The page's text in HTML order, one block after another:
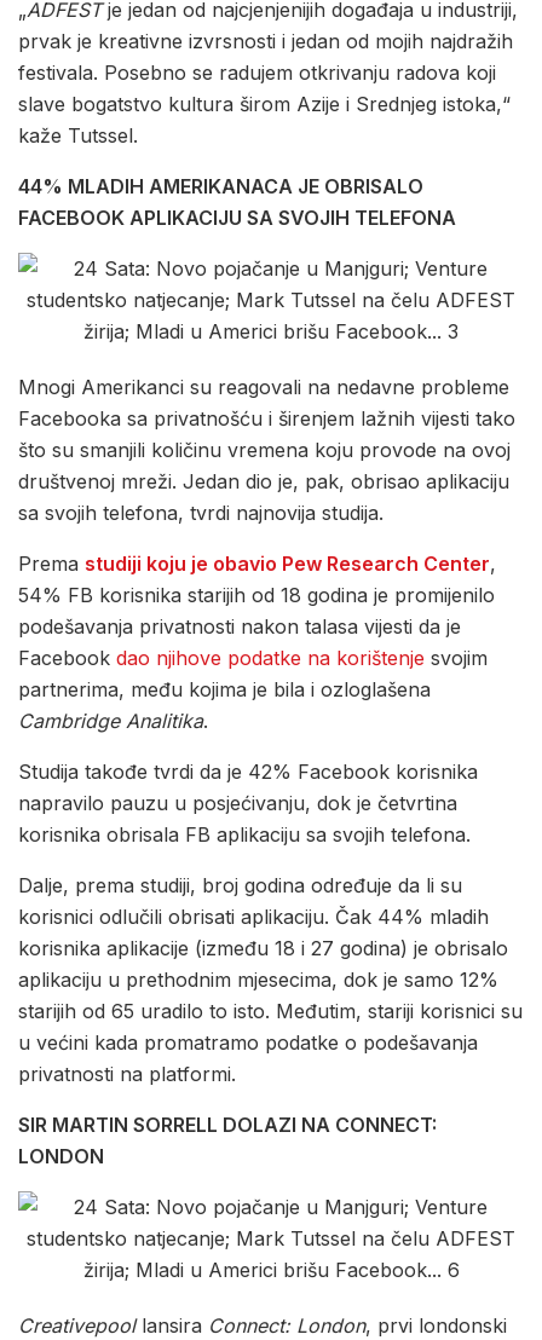
„ADFESTje jedan od najcjenjenijih događaja u industriji,
prvak je kreativne izvrsnosti i jedan od mojih najdražih
festivala. Posebno se radujem otkrivanju radova koji
slave bogatstvo kultura širom Azije i Srednjeg istoka,“
kaže Tutssel.
44% MLADIH AMERIKANACA JE OBRISALO
FACEBOOK APLIKACIJU SA SVOJIH TELEFONA
Mnogi Amerikanci su reagovali na nedavne probleme
Facebooka sa privatnošću i širenjem lažnih vijesti tako
što su smanjili količinu vremena koju provode na ovoj
društvenoj mreži. Jedan dio je, pak, obrisao aplikaciju
sa svojih telefona, tvrdi najnovija studija.
Prema studiji koju je obavio Pew Research Center,
54% FB korisnika starijih od 18 godina je promijenilo
podešavanja privatnosti nakon talasa vijesti da je
Facebook dao njihove podatke na korištenje svojim
partnerima, među kojima je bila i ozloglašena
Cambridge Analitika.
Studija takođe tvrdi da je 42% Facebook korisnika
napravilo pauzu u posjećivanju, dok je četvrtina
korisnika obrisala FB aplikaciju sa svojih telefona.
Dalje, prema studiji, broj godina određuje da li su
korisnici odlučili obrisati aplikaciju. Čak 44% mladih
korisnika aplikacije (između 18 i 27 godina) je obrisalo
aplikaciju u prethodnim mjesecima, dok je samo 12%
starijih od 65 uradilo to isto. Međutim, stariji korisnici su
u većini kada promatramo podatke o podešavanja
privatnosti na platformi.
SIR MARTIN SORRELL DOLAZI NA CONNECT:
LONDON
Creativepoollansira Connect: London, prvi londonski